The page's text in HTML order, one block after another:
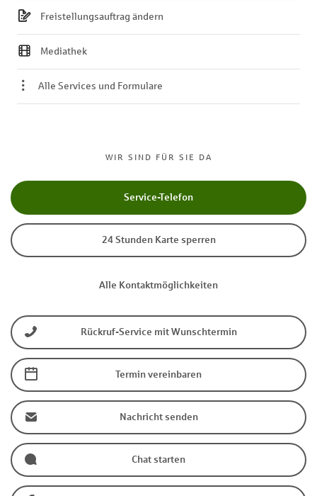
WIR SIND FÜR SIE DA
Service-Telefon
24 Stunden Karte sperren
Alle Kontaktmöglichkeiten
Rückruf-Service mit Wunschtermin
Termin vereinbaren
Nachricht senden
Chat starten
Freistellungsauftrag ändern
Mediathek
Alle Services und Formulare